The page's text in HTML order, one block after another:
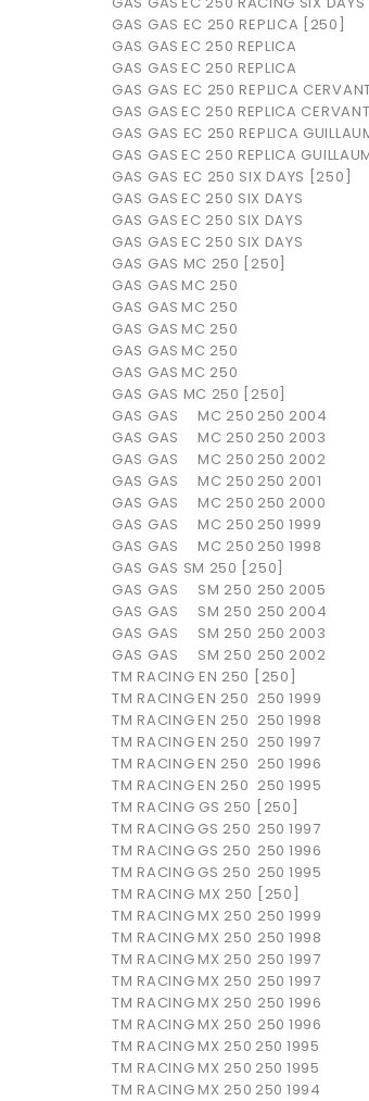
GAS GAS EC 250 REPLICA [250]
GAS GAS EC 250 REPLICA
GAS GAS EC 250 REPLICA
GAS GAS EC 250 REPLICA
GAS GAS EC 250 REPLICA
GAS GAS EC 250 REPLICA
GAS GAS EC 250 REPLICA
GAS GAS EC 250 SIX DAYS [250]
GAS GAS EC 250 SIX DAYS
GAS GAS EC 250 SIX DAYS
GAS GAS EC 250 SIX DAYS
GAS GAS MC 250 [250]
GAS GAS MC 250
GAS GAS MC 250
GAS GAS MC 250
GAS GAS MC 250
GAS GAS MC 250
GAS GAS MC 250 [250]
GAS GAS
MC 250 250 2004
GAS GAS
MC 250 250 2003
GAS GAS
MC 250 250 2002
GAS GAS
MC 250 250 2001
GAS GAS
MC 250 250 2000
GAS GAS
MC 250 250 1999
GAS GAS
MC 250 250 1998
GAS GAS SM 250 [250]
GAS GAS
SM 250 250 2005
GAS GAS
SM 250 250 2004
GAS GAS
SM 250 250 2003
GAS GAS
SM 250 250 2002
TM RACING EN 250 [250]
TM RACINGEN 250 250 1999
TM RACINGEN 250 250 1998
TM RACINGEN 250 250 1997
TM RACINGEN 250 250 1996
TM RACINGEN 250 250 1995
TM RACING GS 250 [250]
TM RACING GS 250 250 1997
TM RACING GS 250 250 1996
TM RACING GS 250 250 1995
TM RACING MX 250 [250]
TM RACINGMX 250 250 1999
TM RACINGMX 250 250 1998
TM RACINGMX 250 250 1997
TM RACINGMX 250 250 1997
TM RACINGMX 250 250 1996
TM RACINGMX 250 250 1996
TM RACINGMX 250 250 1995
TM RACINGMX 250 250 1995
TM RACINGMX 250 250 1994